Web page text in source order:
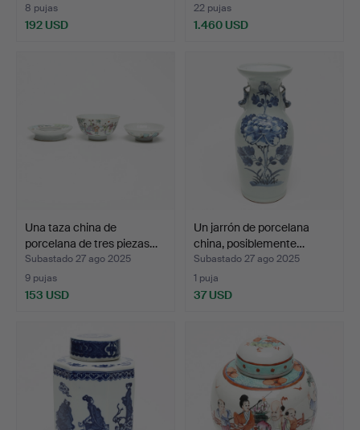
8 pujas
192 USD
22 pujas
1.460 USD
Una taza china de
porcelana de tres piezas…
Subastado 27 ago 2025
9 pujas
153 USD
Un jarrón de porcelana
china, posiblemente…
Subastado 27 ago 2025
1 puja
37 USD